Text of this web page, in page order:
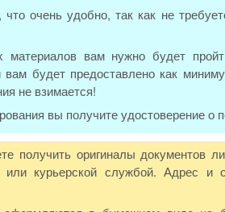
очень удобно, так как не
вам нужно будет
будет предоставлено как
не взимается!
вы получите удостоверение
получить оригиналы документов
курьерской службой. Адрес и